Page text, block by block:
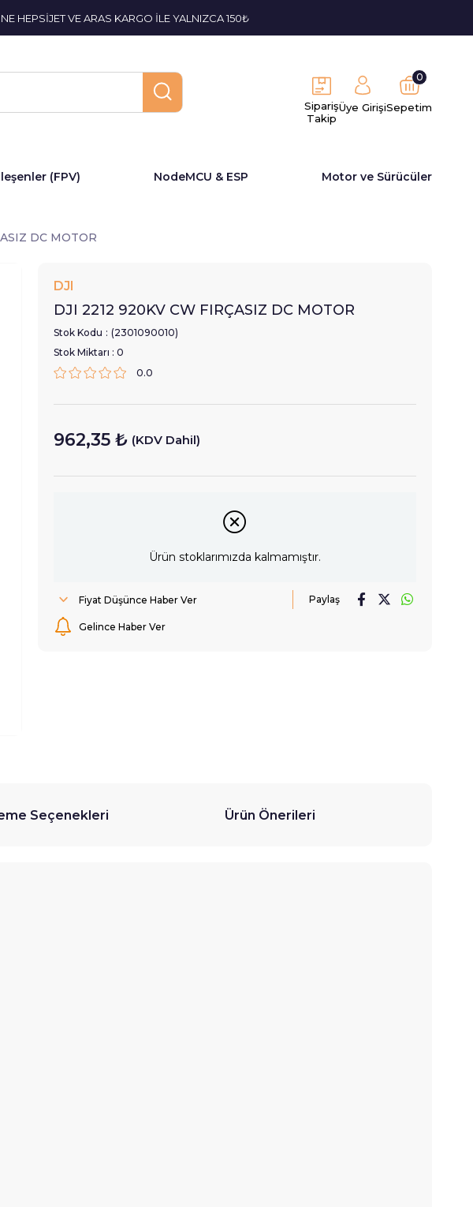
HEPSİJET VE ARAS KARGO İLE YALNIZCA 150₺
Sipariş
Takip
Üye GirişiSepetim
0
(FPV) NodeMCU & ESP Motor ve Sürücüler
DC MOTOR
DJI
DJI 2212 920KV CW FIRÇASIZ DC MOTOR
Stok Kodu
(2301090010)
Stok Miktarı : 0
0.0
962,35 ₺ (KDV Dahil)
Ürün stoklarımızda kalmamıştır.
Fiyat Düşünce Haber Ver
Gelince Haber Ver
Paylaş
Seçenekleri Ürün Önerileri